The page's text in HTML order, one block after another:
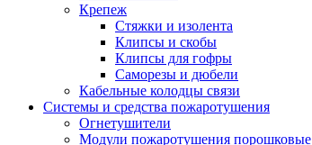
Крепеж
Стяжки и изолента
Клипсы и скобы
Клипсы для гофры
Саморезы и дюбели
Кабельные колодцы связи
Системы и средства пожаротушения
Огнетушители
Модули пожаротушения порошковые